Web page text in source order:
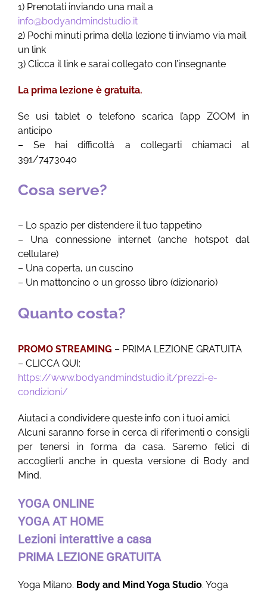
1) Prenotati inviando una mail a
info@bodyandmindstudio.it
2) Pochi minuti prima della lezione ti inviamo via mail
un link
3) Clicca il link e sarai collegato con l’insegnante
La prima lezione è gratuita.
Se usi tablet o telefono scarica l’app ZOOM in
anticipo
– Se hai difficoltà a collegarti chiamaci al
391/7473040
Cosa serve?
– Lo spazio per distendere il tuo tappetino
– Una connessione internet (anche hotspot dal
cellulare)
– Una coperta, un cuscino
– Un mattoncino o un grosso libro (dizionario)
Quanto costa?
PROMO STREAMING – PRIMA LEZIONE GRATUITA
– CLICCA QUI:
https://www.bodyandmindstudio.it/prezzi-e-
condizioni/
Aiutaci a condividere queste info con i tuoi amici.
Alcuni saranno forse in cerca di riferimenti o consigli
per tenersi in forma da casa. Saremo felici di
accoglierli anche in questa versione di Body and
Mind.
YOGA ONLINE
YOGA AT HOME
Lezioni interattive a casa
PRIMA LEZIONE GRATUITA
Yoga Milano. Body and Mind Yoga Studio. Yoga